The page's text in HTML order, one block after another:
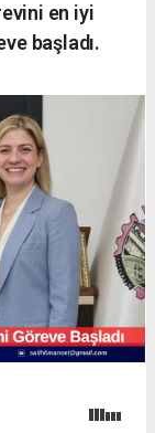
en iyi
başladı.